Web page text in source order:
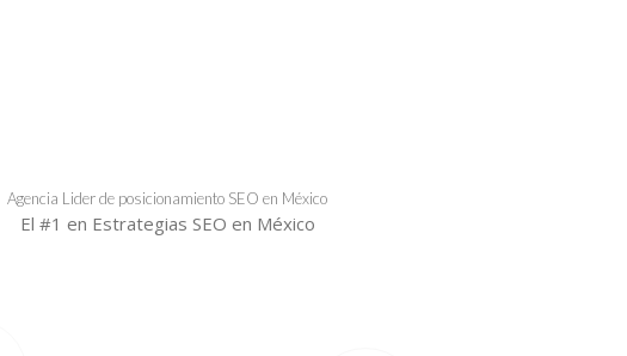
Agencia Lider de posicionamiento SEO en México
El #1 en Estrategias SEO en México